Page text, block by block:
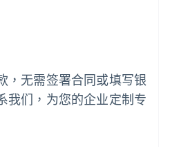
，无需签署合同或填写银
我们，为您的企业定制专